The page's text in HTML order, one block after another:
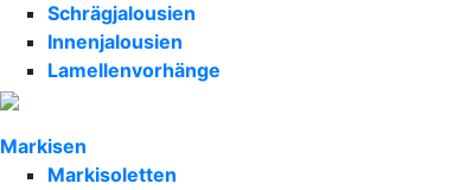
Schrägjalousien
Innenjalousien
Lamellenvorhänge
Markisen
Markisoletten